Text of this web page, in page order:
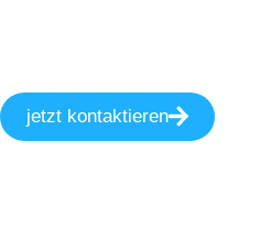
jetzt kontaktieren